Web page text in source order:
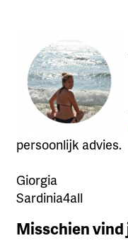
persoonlijk advies.
Giorgia
Sardinia4all
Misschien